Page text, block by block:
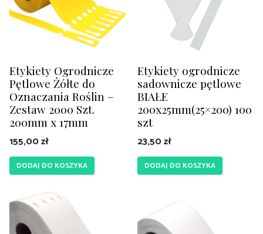
Etykiety Ogrodnicze
Pętlowe Żółte do
Oznaczania Roślin –
Zestaw 2000 Szt.
200mm x 17mm
155,00zł
DODAJ DO KOSZYKA
Etykiety ogrodnicze
sadownicze pętlowe
BIAŁE
200x25mm(25×200) 100
szt
23,50zł
DODAJ DO KOSZYKA